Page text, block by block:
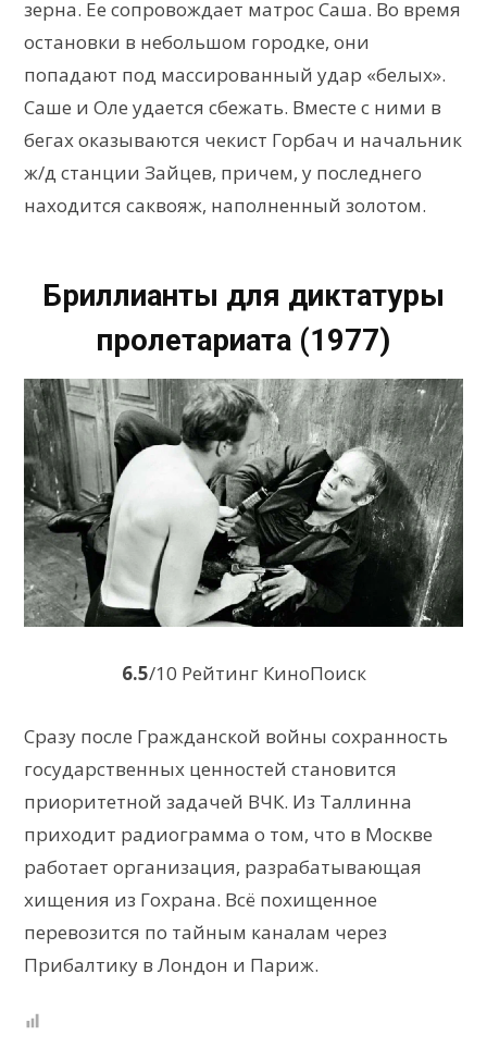
зерна. Ее сопровождает матрос Саша. Во время
остановки в небольшом городке, они
попадают под массированный удар «белых».
Саше и Оле удается сбежать. Вместе с ними в
бегах оказываются чекист Горбач и начальник
ж/д станции Зайцев, причем, у последнего
находится саквояж, наполненный золотом.
Бриллианты для диктатуры
пролетариата (1977)
6.5/10 Рейтинг КиноПоиск
Сразу после Гражданской войны сохранность
государственных ценностей становится
приоритетной задачей ВЧК. Из Таллинна
приходит радиограмма о том, что в Москве
работает организация, разрабатывающая
хищения из Гохрана. Всё похищенное
перевозится по тайным каналам через
Прибалтику в Лондон и Париж.